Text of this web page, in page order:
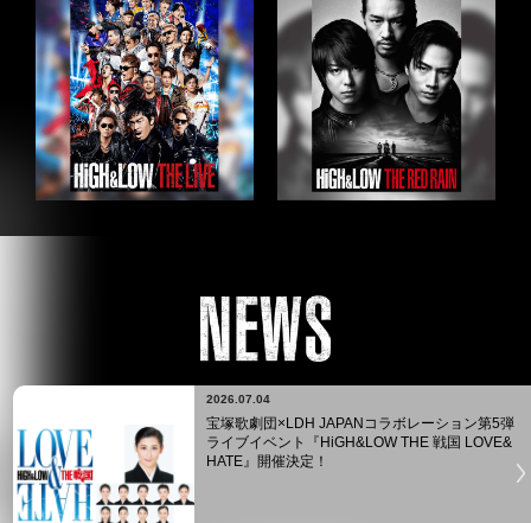
2026.07.04
宝塚歌劇団×LDH JAPANコラボレーション第5弾
ライブイベント『HiGH&LOW THE 戦国 LOVE&
HATE』開催決定！